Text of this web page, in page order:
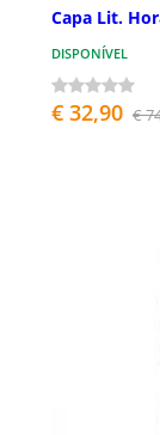
Capa Lit.
DISPONÍVEL
€ 32,90 €